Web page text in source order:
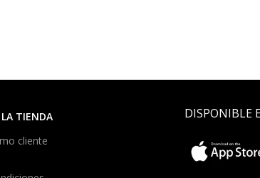
TIENDA
cliente
DISPONIBLE